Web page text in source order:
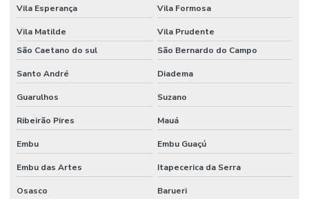
AUTOMAÇÃO
RESIDENCIAL
MARINGÁ
RESIDENCIAL
GERAIS
AUTOMAÇÃO
ORÇAMENTO
AUTOMAÇÃO
PALMAS
Vila Esperança Vila Formosa
Vila Matilde
Vila Prudente
São Caetano do sul
São Bernardo do Campo
Santo André Diadema
Guarulhos Suzano
Ribeirão Pires Mauá
Embu Embu Guaçú
Embu das Artes Itapecerica da Serra
Osasco Barueri